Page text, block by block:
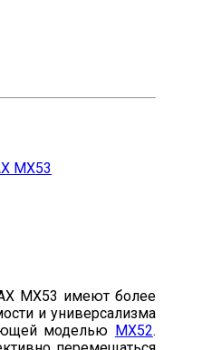
MX53
MX53 имеют более
и универсализма
моделью MX52.